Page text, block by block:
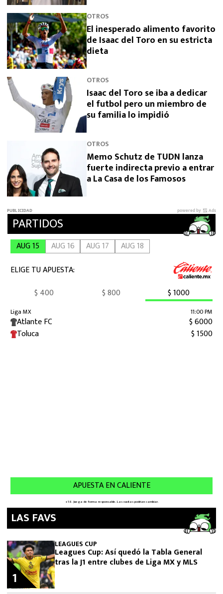
OTROS
El inesperado alimento favorito
de Isaac del Toro en su estricta
dieta
OTROS
Isaac del Toro se iba a dedicar
el futbol pero un miembro de
su familia lo impidió
OTROS
Memo Schutz de TUDN lanza
fuerte indirecta previo a entrar
a La Casa de los Famosos
LAS FAVS
LEAGUES CUP
Leagues Cup: Así quedó la Tabla General
tras la J1 entre clubes de Liga MX y MLS
1